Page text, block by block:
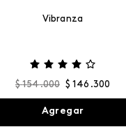
Vibranza
$ 154.000 $ 146 .300
Agregar